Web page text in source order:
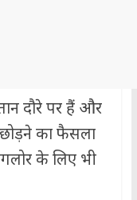
दौरे पर हैं और
का फैसला
के लिए भी